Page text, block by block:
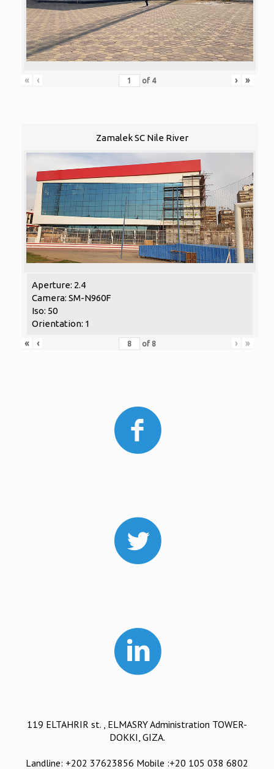
« ‹ of 4 › »
Zamalek SC Nile River
Aperture: 2.4
Camera: SM-N960F
Iso: 50
Orientation: 1
«
‹ of 8 › »
119 ELTAHRIR st. , ELMASRY Administration TOWER-
DOKKI, GIZA.
Landline: +202 37623856 Mobile :+20 105 038 6802